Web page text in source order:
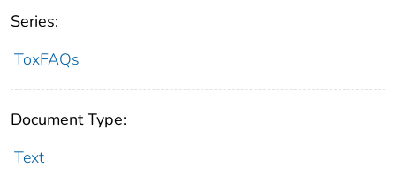
Series:
ToxFAQs
Document Type:
Text